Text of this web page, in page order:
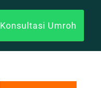
Konsultasi Umroh